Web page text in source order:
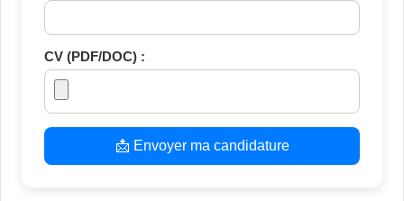
CV (PDF/DOC) :
📩 Envoyer ma candidature